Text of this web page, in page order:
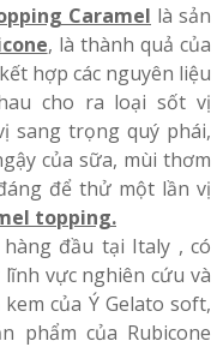
Caramel là sản
, là thành quả của
hợp các nguyên liệu
cho ra loại sốt vị
sang trọng quý phái,
của sữa, mùi thơm
để thử một lần vị
topping.
đầu tại Italy , có
vực nghiên cứu và
của Ý Gelato soft,
phẩm của Rubicone